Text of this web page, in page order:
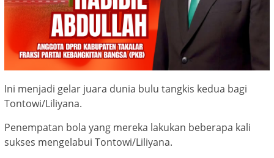
Ini menjadi gelar juara dunia bulu tangkis kedua bagi
Tontowi/Liliyana.
Penempatan bola yang mereka lakukan beberapa kali
sukses mengelabui Tontowi/Liliyana.